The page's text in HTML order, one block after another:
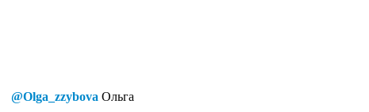
@Olga_zzybova Ольга